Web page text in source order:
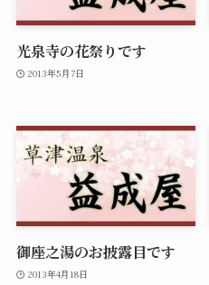
光泉寺の花祭りです
2013年5月7日
御座之湯のお披露目です
2013年4月18日